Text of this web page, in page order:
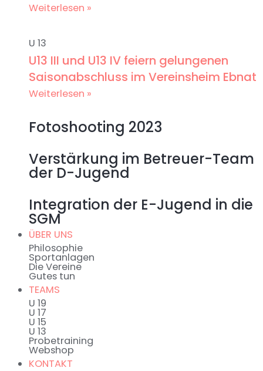
Weiterlesen »
U 13
U13 III und U13 IV feiern gelungenen
Saisonabschluss im Vereinsheim Ebnat
Weiterlesen »
Fotoshooting 2023
Verstärkung im Betreuer-Team
der D-Jugend
Integration der E-Jugend in die
SGM
ÜBER UNS
Philosophie
Sportanlagen
Die Vereine
Gutes tun
TEAMS
U 19
U 17
U 15
U 13
Probetraining
Webshop
KONTAKT